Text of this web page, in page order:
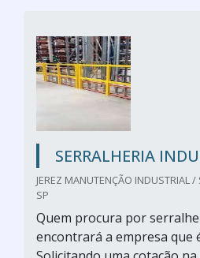
SERRALHERIA
JEREZ MANUTENÇÃO INDUSTRIAL
SP
Quem procura por
encontrará a empresa que